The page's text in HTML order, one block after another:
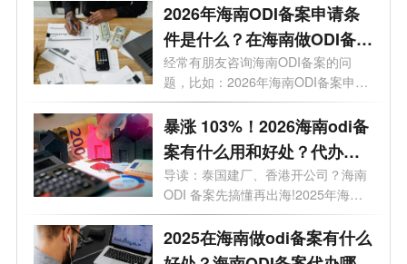
2026年海南ODI备案申请条
件是什么？在海南做ODI备案
有什么好处?
经常有朋友咨询海南ODI备案的问
题，比如：2026年海南ODI备案申请
条件是什么...
暴涨 103%！2026海南odi备
案有什么用和好处？代办选
哪家？一文讲透
导读：泰国建厂、香港开公司？海南
ODI 备案先搞懂再出海!2025年海南
企业境外...
2025在海南做odi备案有什么